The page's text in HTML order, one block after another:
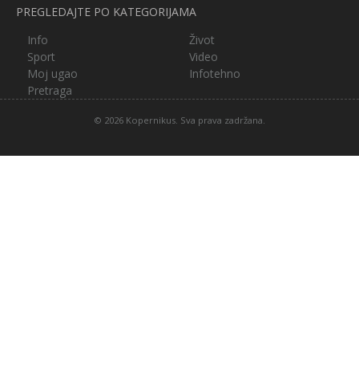
PREGLEDAJTE PO KATEGORIJAMA
Info
Život
Sport
Video
Moj ugao
Infotehno
Pretraga
© 2026 Kopernikus. Sva prava zadržana.